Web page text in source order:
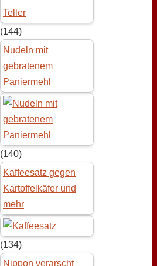
(144)
Nudeln mit
gebratenem
Paniermehl
(140)
Kaffeesatz gegen
Kartoffelkäfer und
mehr
(134)
Nippon verarscht